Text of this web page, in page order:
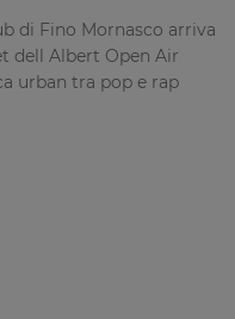
di Fino Mornasco arriva
dell Albert Open Air
urban tra pop e rap